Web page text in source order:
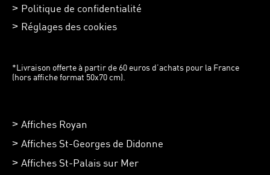
Politique de confidentialité
Réglages des cookies
*Livraison offerte à partir de 60 euros d’achats pour la France
(hors affiche format 50x70 cm).
Affiches Royan
Affiches St-Georges de Didonne
Affiches St-Palais sur Mer